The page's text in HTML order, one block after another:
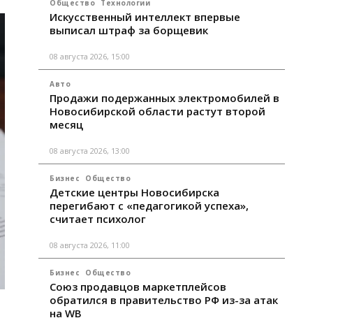
Общество Технологии
Искусственный интеллект впервые
выписал штраф за борщевик
08 августа 2026, 15:00
Авто
Продажи подержанных электромобилей в
Новосибирской области растут второй
месяц
08 августа 2026, 13:00
Бизнес Общество
Детские центры Новосибирска
перегибают с «педагогикой успеха»,
считает психолог
08 августа 2026, 11:00
Бизнес Общество
Союз продавцов маркетплейсов
обратился в правительство РФ из-за атак
на WB